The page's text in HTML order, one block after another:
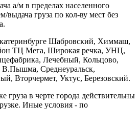
а/м в пределах населенного
выдача груза по кол-ву мест без
Шабровский, Химмаш,
ТЦ Мега, Широкая речка, УНЦ,
Лечебный, Кольцово,
Среднеуральск,
Вторчермет, Уктус, Березовский.
груза в черте города действительны
Иные условия - по